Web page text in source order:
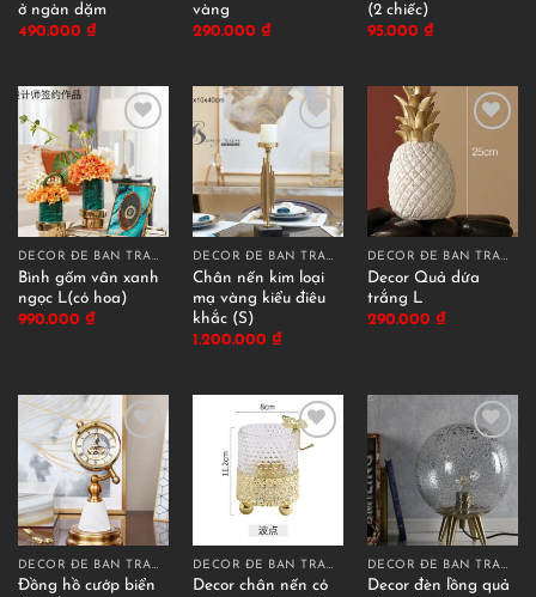
ở ngàn dặm
490.000 ₫
vàng
290.000 ₫
(2 chiếc)
95.000 ₫
DECOR ĐỂ BÀN TRANG TRÍ
Bình gốm vân xanh
ngọc L(có hoa)
990.000 ₫
DECOR ĐỂ BÀN TRANG TRÍ
Chân nến kim loại
mạ vàng kiểu điêu
khắc (S)
1.200.000 ₫
DECOR ĐỂ BÀN TRANG TRÍ
Decor Quả dứa
trắng L
290.000 ₫
DECOR ĐỂ BÀN TRANG TRÍ
Đồng hồ cướp biển
DECOR ĐỂ BÀN TRANG TRÍ
Decor chân nến có
DECOR ĐỂ BÀN TRANG TRÍ
Decor đèn lồng quả